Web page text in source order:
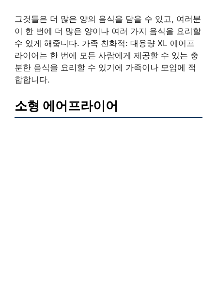
그것들은 더 많은 양의 음식을 담을 수 있고, 여러분
이 한 번에 더 많은 양이나 여러 가지 음식을 요리할
수 있게 해줍니다. 가족 친화적: 대용량 XL 에어프
라이어는 한 번에 모든 사람에게 제공할 수 있는 충
분한 음식을 요리할 수 있기에 가족이나 모임에 적
합합니다.
소형 에어프라이어